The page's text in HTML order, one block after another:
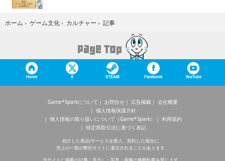
ホーム › ゲーム文化 › カルチャー › 記事
Home X STEAM Facebook YouTube
Game*Sparkについて お問合せ 広告掲載
会社概要
個人情報保護方針
個人情報の取り扱いについて（Game*Spark）
利用規約
特定商取引法に基づく表記
紹介した商品/サービスを購入、契約した場合に、
売上の一部が弊社サイトに還元されることがあります。
当サイトに掲載の記事・見出し・写真・画像の無断転載を禁じます。